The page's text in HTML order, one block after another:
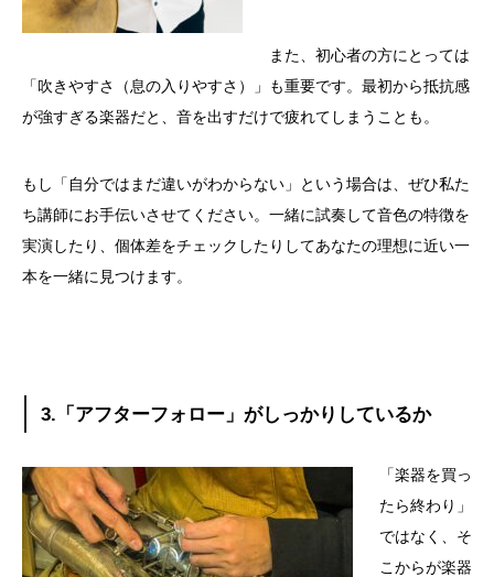
また、初心者の方にとっては
「吹きやすさ（息の入りやすさ）」も重要です。最初から抵抗感
が強すぎる楽器だと、音を出すだけで疲れてしまうことも。
もし「自分ではまだ違いがわからない」という場合は、ぜひ私た
ち講師にお手伝いさせてください。一緒に試奏して音色の特徴を
実演したり、個体差をチェックしたりしてあなたの理想に近い一
本を一緒に見つけます。
3. 「アフターフォロー」がしっかりしているか
「楽器を買っ
たら終わり」
ではなく、そ
こからが楽器